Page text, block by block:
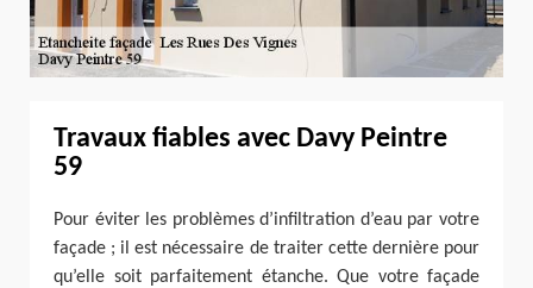
Travaux fiables avec Davy Peintre
59
Pour éviter les problèmes d’infiltration d’eau par votre
façade ; il est nécessaire de traiter cette dernière pour
qu’elle soit parfaitement étanche. Que votre façade